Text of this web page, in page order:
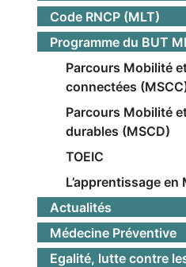
Code RNCP (MLT)
Programme du BUT
Parcours Mobilité
connectées
Parcours Mobilité
durables (MSCD)
TOEIC
L’apprentissage en
Actualités
Médecine Préventive
Egalité, lutte contre